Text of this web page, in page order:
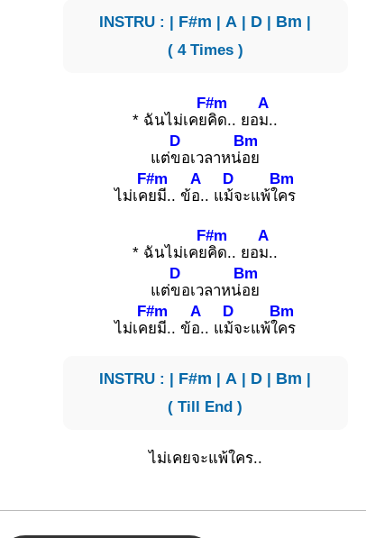
INSTRU : | F#m | A | D | Bm |
( 4 Times )
* ฉันไม่เคย
F#m
คิด.. ยอ
A
ม..
แต่
D
ขอเวลาหน่
Bm
อย
ไม่เค
F#m
ยมี.. ข้
A
อ.. แ
D
ม้จะแพ้ใ
Bm
คร
* ฉันไม่เคย
F#m
คิด.. ยอ
A
ม..
แต่
D
ขอเวลาหน่
Bm
อย
ไม่เค
F#m
ยมี.. ข้
A
อ.. แ
D
ม้จะแพ้ใ
Bm
คร
INSTRU : | F#m |A | D | Bm |
( Till End )
ไม่เคยจะแพ้ใคร..